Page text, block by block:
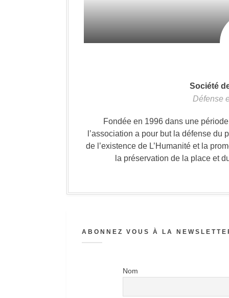
Société
Défense
Fondée en 1996 dans une
l’association a pour but la défense
de l’existence de L’Humanité et la
la préservation de la place et
ABONNEZ VOUS À LA
Nom